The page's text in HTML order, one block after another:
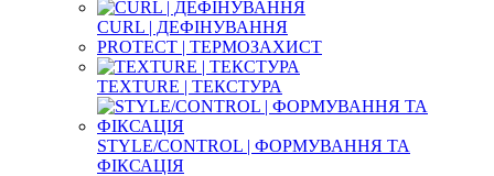
CURL | ДЕФІНУВАННЯ
PROTECT | ТЕРМОЗАХИСТ
TEXTURE | ТЕКСТУРА
STYLE/CONTROL | ФОРМУВАННЯ ТА
ФІКСАЦІЯ